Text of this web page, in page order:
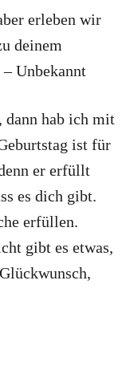
erleben wir
deinem
Unbekannt
dann hab ich mit
ist für
er erfüllt
es dich gibt.
erfüllen.
gibt es etwas,